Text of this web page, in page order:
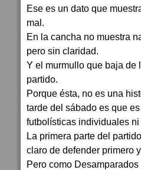
Ese es un dato que
mal.
En la cancha no muestra
pero sin claridad.
Y el murmullo que baja de
partido.
Porque ésta, no es una
tarde del sábado es que
futbolísticas individuales
La primera parte del
claro de defender primero
Pero como